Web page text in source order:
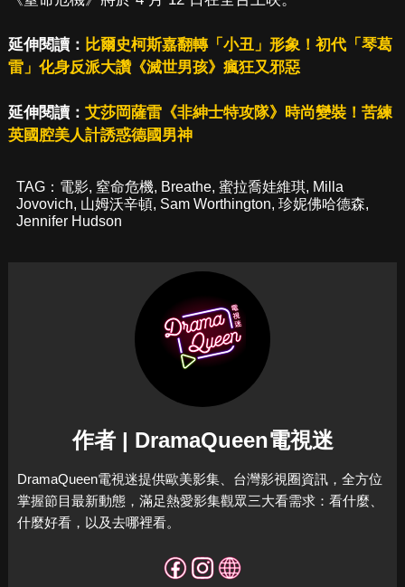
延伸閱讀： 比爾史柯斯嘉翻轉「小丑」形象！初代「琴葛
雷」化身反派大讚《滅世男孩》瘋狂又邪惡
延伸閱讀： 艾莎岡薩雷《非紳士特攻隊》時尚變裝！苦練
英國腔美人計誘惑德國男神
TAG： 電影, 窒命危機, Breathe, 蜜拉喬娃維琪, Milla
Jovovich, 山姆沃辛頓, Sam Worthington, 珍妮佛哈德森,
Jennifer Hudson
作者 | DramaQueen電視迷
DramaQueen電視迷提供歐美影集、台灣影視圈資訊，全方位
掌握節目最新動態，滿足熱愛影集觀眾三大看需求：看什麼、
什麼好看，以及去哪裡看。